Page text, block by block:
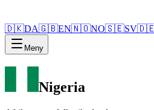
🇩🇰DA🇬🇧EN🇳🇴NO🇸🇪SV
Meny
Nigeria